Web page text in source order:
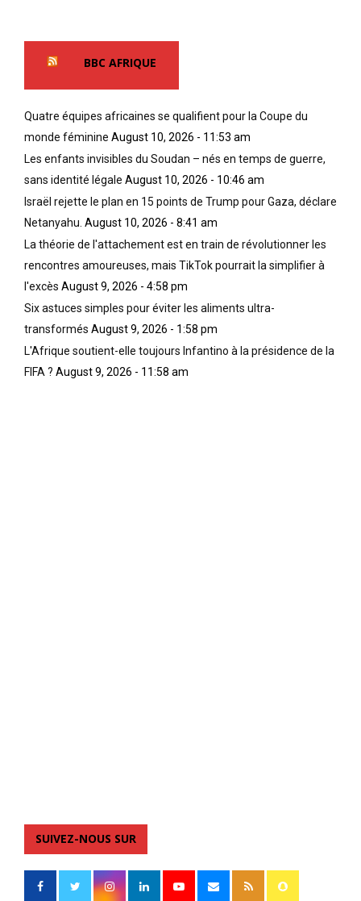
BBC AFRIQUE
Quatre équipes africaines se qualifient pour la Coupe du
monde féminine August 10, 2026 - 11:53 am
Les enfants invisibles du Soudan – nés en temps de guerre,
sans identité légale August 10, 2026 - 10:46 am
Israël rejette le plan en 15 points de Trump pour Gaza, déclare
Netanyahu. August 10, 2026 - 8:41 am
La théorie de l'attachement est en train de révolutionner les
rencontres amoureuses, mais TikTok pourrait la simplifier à
l'excès August 9, 2026 - 4:58 pm
Six astuces simples pour éviter les aliments ultra-
transformés August 9, 2026 - 1:58 pm
L'Afrique soutient-elle toujours Infantino à la présidence de la
FIFA ? August 9, 2026 - 11:58 am
SUIVEZ-NOUS SUR